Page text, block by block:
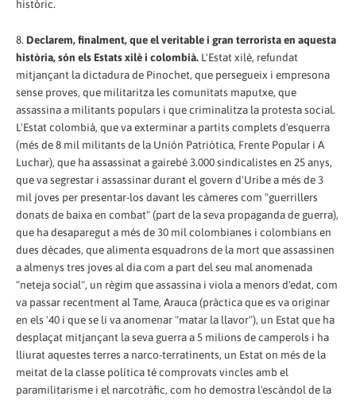
històric.
8. Declarem, finalment, que el veritable i gran terrorista en aquesta
història, són els Estats xilè i colombià. L'Estat xilè, refundat
mitjançant la dictadura de Pinochet, que persegueix i empresona
sense proves, que militaritza les comunitats maputxe, que
assassina a militants populars i que criminalitza la protesta social.
L'Estat colombià, que va exterminar a partits complets d'esquerra
(més de 8 mil militants de la Unión Patriótica, Frente Popular i A
Luchar), que ha assassinat a gairebé 3.000 sindicalistes en 25 anys,
que va segrestar i assassinar durant el govern d'Uribe a més de 3
mil joves per presentar-los davant les càmeres com "guerrillers
donats de baixa en combat" (part de la seva propaganda de guerra),
que ha desaparegut a més de 30 mil colombianes i colombians en
dues dècades, que alimenta esquadrons de la mort que assassinen
a almenys tres joves al dia com a part del seu mal anomenada
"neteja social", un règim que assassina i viola a menors d'edat, com
va passar recentment al Tame, Arauca (pràctica que es va originar
en els '40 i que se li va anomenar "matar la llavor"), un Estat que ha
desplaçat mitjançant la seva guerra a 5 milions de camperols i ha
lliurat aquestes terres a narco-terratinents, un Estat on més de la
meitat de la classe política té comprovats vincles amb el
paramilitarisme i el narcotràfic, com ho demostra l'escàndol de la